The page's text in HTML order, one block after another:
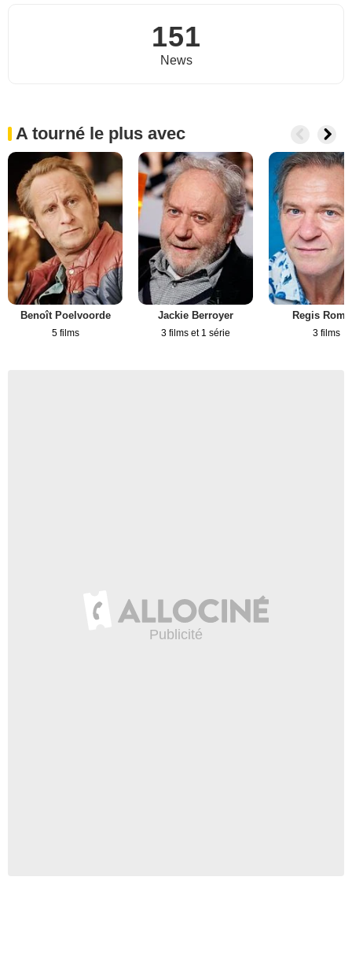
151
News
A tourné le plus avec
Benoît Poelvoorde
5 films
Jackie Berroyer
3 films et 1 série
Regis
3 films